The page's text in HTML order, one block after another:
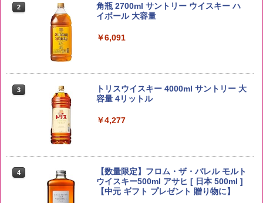
米 5kg
5kg 長野県産 令和7年産
kg 業務用 お米マイスターブレンド
￥2,680
2
角瓶 2700ml サントリー ウイスキー ハ
イボール 大容量
￥6,091
3
トリスウイスキー 4000ml サントリー 大
容量 4リットル
￥4,277
4
【数量限定】フロム・ザ・バレル モルト
ウイスキー500ml アサヒ [ 日本 500ml ]
【中元 ギフト プレゼント 贈り物に】